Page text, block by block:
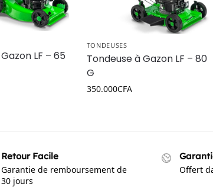
LF – 65
TONDEUSES
Tondeuse à Gazon LF – 80
G
350.000CFA
Retour Facile
Garantie de remboursement de
30 jours
Offert